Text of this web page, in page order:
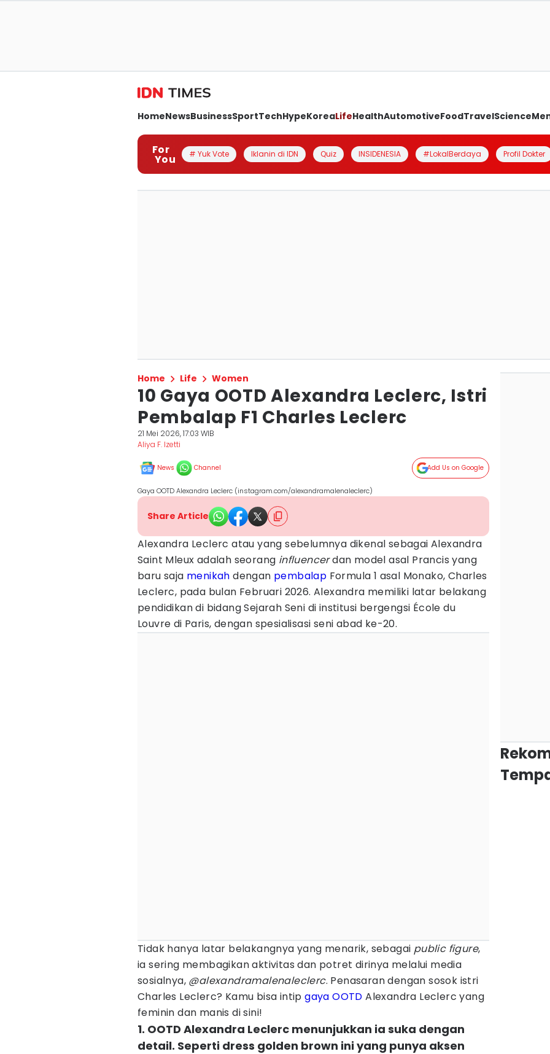
HomeNewsBusinessSportTechHypeKoreaLifeHealthAutomotiveFoodTravelScience
For
You # Yuk Vote Iklanin di IDN Quiz INSIDENESIA #LokalBerdaya Profil Dokter
Home Life Women
10 Gaya OOTD Alexandra Leclerc, Istri
Pembalap F1 Charles Leclerc
21 Mei 2026, 17:03 WIB
Aliya F. Izetti
News Channel Add Us on Google
Gaya OOTD Alexandra Leclerc (instagram.com/alexandramalenaleclerc)
Share Article
Alexandra Leclerc atau yang sebelumnya dikenal sebagai Alexandra
Saint Mleux adalah seorang influencerdan model asal Prancis yang
baru saja menikahdengan pembalap Formula 1 asal Monako, Charles
Leclerc, pada bulan Februari 2026. Alexandra memiliki latar belakang
pendidikan di bidang Sejarah Seni di institusi bergengsi École du
Louvre di Paris, dengan spesialisasi seni abad ke-20.
Tidak hanya latar belakangnya yang menarik, sebagai public figure,
ia sering membagikan aktivitas dan potret dirinya melalui media
sosialnya, @alexandramalenaleclerc. Penasaran dengan sosok istri
Charles Leclerc? Kamu bisa intipgaya OOTD Alexandra Leclerc yang
feminin dan manis di sini!
1. OOTD Alexandra Leclerc menunjukkan ia suka dengan
detail. Seperti dress golden brown ini yang punya aksen